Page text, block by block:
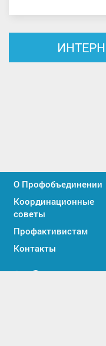
О Профобъединении
Координационные
советы
Профактивистам
Контакты